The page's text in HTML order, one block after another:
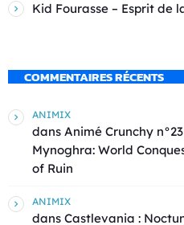
Kid Fourasse – Esprit de
COMMENTAIRES RÉCENTS
ANIMIX
dans Animé Crunchy
Mynoghra: World
of Ruin
ANIMIX
dans Castlevania :